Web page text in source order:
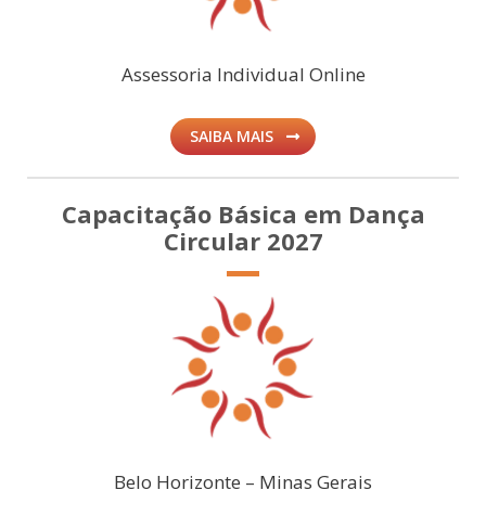
Assessoria Individual Online
SAIBA MAIS
Capacitação Básica em Dança
Circular 2027
Belo Horizonte – Minas Gerais